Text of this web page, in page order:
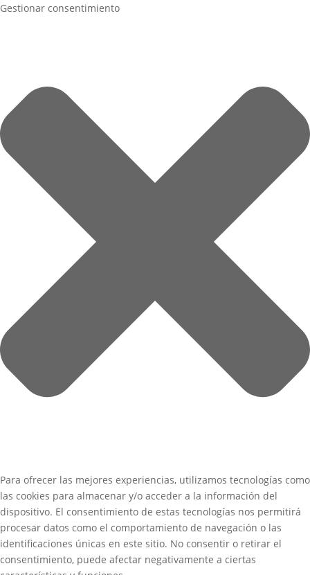
Gestionar consentimiento
Para ofrecer las mejores experiencias, utilizamos tecnologías como
las cookies para almacenar y/o acceder a la información del
dispositivo. El consentimiento de estas tecnologías nos permitirá
procesar datos como el comportamiento de navegación o las
identificaciones únicas en este sitio. No consentir o retirar el
consentimiento, puede afectar negativamente a ciertas